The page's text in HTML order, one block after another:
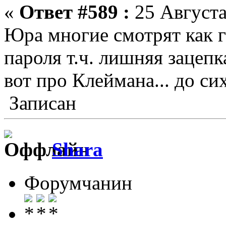
« Ответ #589 : 25
Юра многие смотрят как
пароля т.ч. лишняя
вот про Клеймана... до
Записан
Shara
Форумчанин